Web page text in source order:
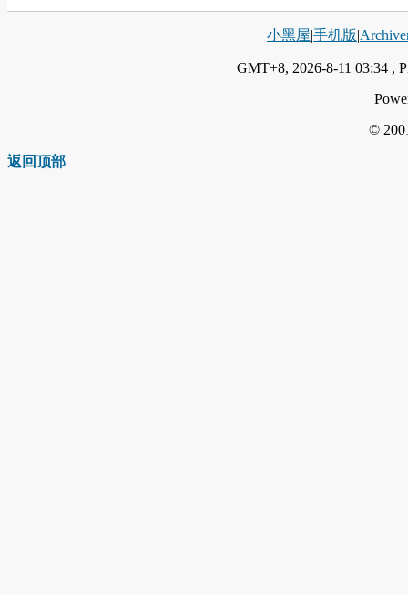
小黑屋|手机版|
GMT+8, 2026-8-11 03:34 ,
©
返回顶部